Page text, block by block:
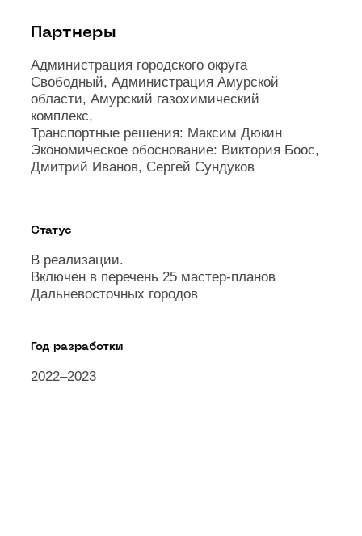
Партнеры
Администрация городского округа
Свободный, Администрация Амурской
области, Амурский газохимический
комплекс,
Транспортные решения: Максим Дюкин
Экономическое обоснование: Виктория Боос,
Дмитрий Иванов, Сергей Сундуков
Статус
В реализации.
Включен в перечень 25 мастер-планов
Дальневосточных городов
Год разработки
2022–2023